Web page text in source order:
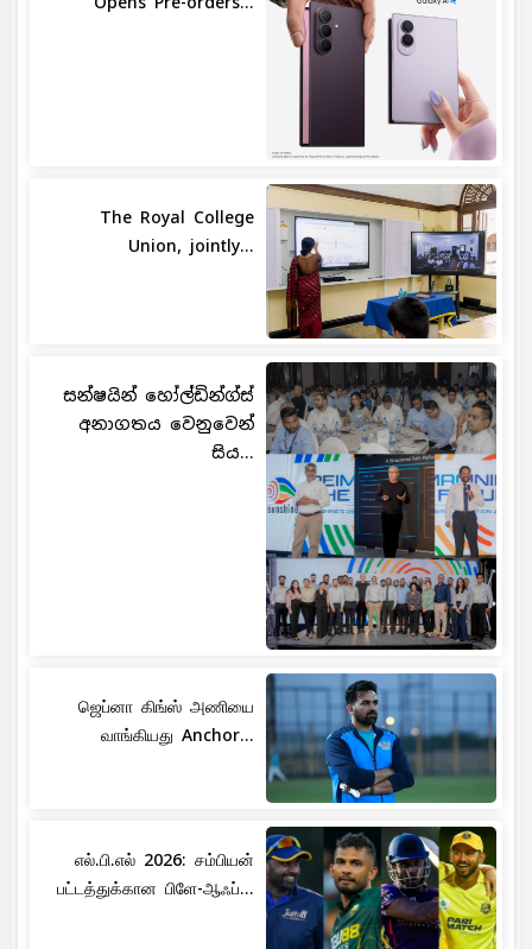
The Royal College
Union, jointly...
සන්ෂයින් හෝල්ඩින්ග්ස්
අනාගතය වෙනුවෙන්
සිය...
ஜெப்னா கிங்ஸ் அணியை
வாங்கியது Anchor...
எல்.பி.எல் 2026: சம்பியன்
பட்டத்துக்கான பிளே-ஆஃப்...